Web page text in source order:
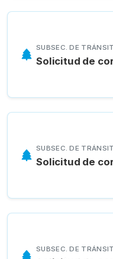
SUBSEC. DE
Solicitud de
SUBSEC. DE
Solicitud de
SUBSEC. DE